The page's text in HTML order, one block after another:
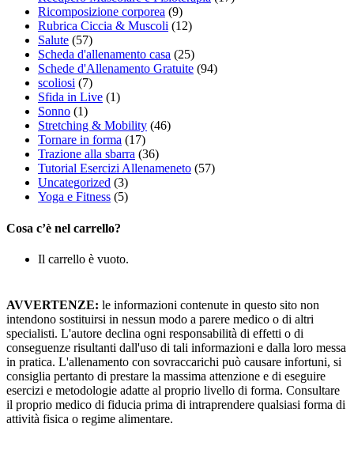
Ricomposizione corporea (9)
Rubrica Ciccia & Muscoli (12)
Salute (57)
Scheda d'allenamento casa (25)
Schede d'Allenamento Gratuite (94)
scoliosi (7)
Sfida in Live (1)
Sonno (1)
Stretching & Mobility (46)
Tornare in forma (17)
Trazione alla sbarra (36)
Tutorial Esercizi Allenameneto (57)
Uncategorized (3)
Yoga e Fitness (5)
Cosa c’è nel carrello?
Il carrello è vuoto.
AVVERTENZE: le informazioni contenute in questo sito non
intendono sostituirsi in nessun modo a parere medico o di altri
specialisti. L'autore declina ogni responsabilità di effetti o di
conseguenze risultanti dall'uso di tali informazioni e dalla loro messa
in pratica. L'allenamento con sovraccarichi può causare infortuni, si
consiglia pertanto di prestare la massima attenzione e di eseguire
esercizi e metodologie adatte al proprio livello di forma. Consultare
il proprio medico di fiducia prima di intraprendere qualsiasi forma di
attività fisica o regime alimentare.